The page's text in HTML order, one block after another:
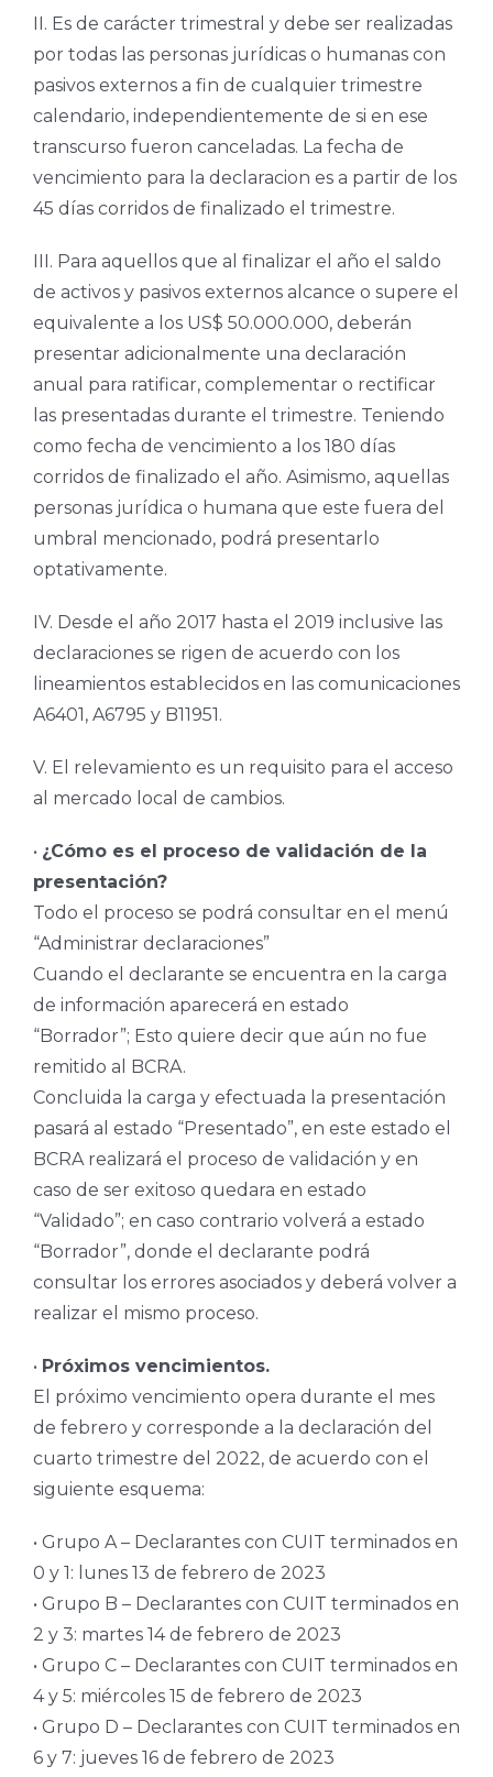
II. Es de carácter trimestral y debe ser realizadas
por todas las personas jurídicas o humanas con
pasivos externos a fin de cualquier trimestre
calendario, independientemente de si en ese
transcurso fueron canceladas. La fecha de
vencimiento para la declaracion es a partir de los
45 días corridos de finalizado el trimestre.
III. Para aquellos que al finalizar el año el saldo
de activos y pasivos externos alcance o supere el
equivalente a los US$ 50.000.000, deberán
presentar adicionalmente una declaración
anual para ratificar, complementar o rectificar
las presentadas durante el trimestre. Teniendo
como fecha de vencimiento a los 180 días
corridos de finalizado el año. Asimismo, aquellas
personas jurídica o humana que este fuera del
umbral mencionado, podrá presentarlo
optativamente.
IV. Desde el año 2017 hasta el 2019 inclusive las
declaraciones se rigen de acuerdo con los
lineamientos establecidos en las comunicaciones
A6401, A6795 y B11951.
V. El relevamiento es un requisito para el acceso
al mercado local de cambios.
• ¿Cómo es el proceso de validación de la
presentación?
Todo el proceso se podrá consultar en el menú
“Administrar declaraciones”
Cuando el declarante se encuentra en la carga
de información aparecerá en estado
“Borrador”; Esto quiere decir que aún no fue
remitido al BCRA.
Concluida la carga y efectuada la presentación
pasará al estado “Presentado”, en este estado el
BCRA realizará el proceso de validación y en
caso de ser exitoso quedara en estado
“Validado”; en caso contrario volverá a estado
“Borrador”, donde el declarante podrá
consultar los errores asociados y deberá volver a
realizar el mismo proceso.
• Próximos vencimientos.
El próximo vencimiento opera durante el mes
de febrero y corresponde a la declaración del
cuarto trimestre del 2022, de acuerdo con el
siguiente esquema:
• Grupo A – Declarantes con CUIT terminados en
0 y 1: lunes 13 de febrero de 2023
• Grupo B – Declarantes con CUIT terminados en
2 y 3: martes 14 de febrero de 2023
• Grupo C – Declarantes con CUIT terminados en
4 y 5: miércoles 15 de febrero de 2023
• Grupo D – Declarantes con CUIT terminados en
6 y 7: jueves 16 de febrero de 2023